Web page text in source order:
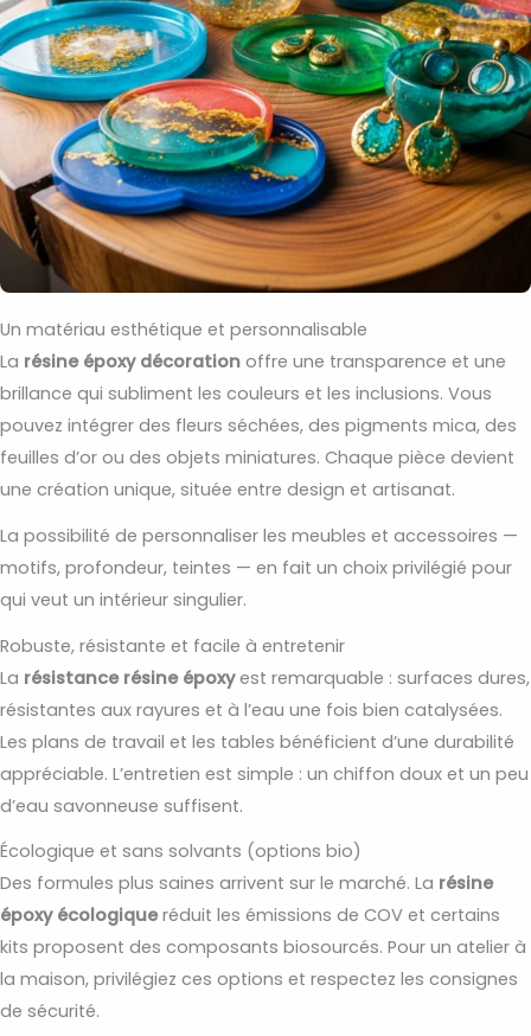
Un matériau esthétique et personnalisable
La résine époxy décoration offre une transparence et une
brillance qui subliment les couleurs et les inclusions. Vous
pouvez intégrer des fleurs séchées, des pigments mica, des
feuilles d’or ou des objets miniatures. Chaque pièce devient
une création unique, située entre design et artisanat.
La possibilité de personnaliser les meubles et accessoires —
motifs, profondeur, teintes — en fait un choix privilégié pour
qui veut un intérieur singulier.
Robuste, résistante et facile à entretenir
La résistance résine époxyest remarquable : surfaces dures,
résistantes aux rayures et à l’eau une fois bien catalysées.
Les plans de travail et les tables bénéficient d’une durabilité
appréciable. L’entretien est simple : un chiffon doux et un peu
d’eau savonneuse suffisent.
Écologique et sans solvants (options bio)
Des formules plus saines arrivent sur le marché. La résine
époxy écologiqueréduit les émissions de COV et certains
kits proposent des composants biosourcés. Pour un atelier à
la maison, privilégiez ces options et respectez les consignes
de sécurité.